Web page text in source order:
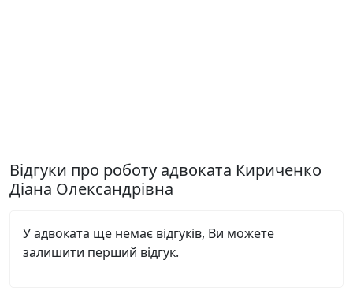
Відгуки про роботу адвоката Кириченко
Діана Олександрівна
У адвоката ще немає відгуків, Ви можете
залишити перший відгук.